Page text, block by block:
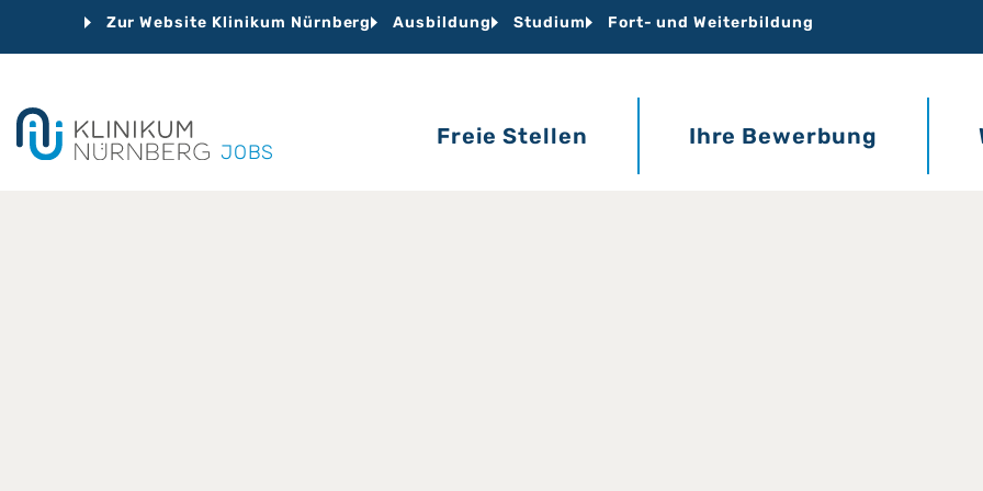
Zur Website Klinikum Nürnberg Ausbildung Studium Fort- und Weiterbildung
JOBS
Freie Stellen Ihre Bewerbung